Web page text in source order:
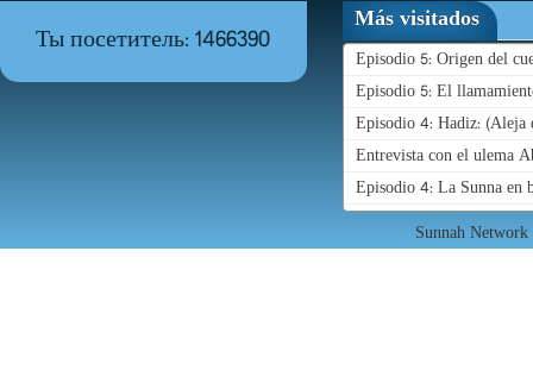
Ты посетитель: 1466390
Más visitados
Episodio 5: Origen del
Episodio 5: El
Episodio 4: Hadiz: (Aleja
Entrevista con el ulema
Episodio 4: La Sunna en